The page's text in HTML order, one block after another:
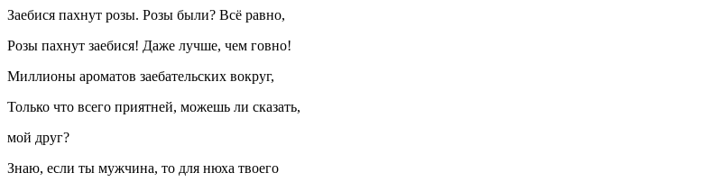
Заебися пахнут розы. Розы были? Всё равно,
Розы пахнут заебися! Даже лучше, чем говно!
Миллионы ароматов заебательских вокруг,
Только что всего приятней, можешь ли сказать,
мой друг?
Знаю, если ты мужчина, то для нюха твоего